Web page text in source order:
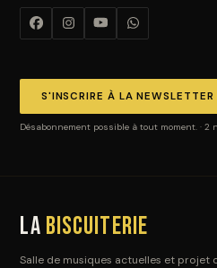
S'INSCRIRE À LA NEWSLETTER
Désabonnement possible à tout moment. · 2
La Biscuiterie
Salle de musiques actuelles et projet